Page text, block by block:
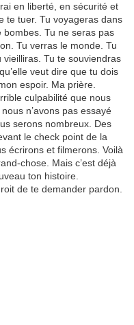
en liberté, en sécurité et
te tuer. Tu voyageras dans
Tu ne seras pas
Tu verras le monde. Tu
Tu te souviendras
veut dire que tu dois
espoir. Ma prière.
culpabilité que nous
n’avons pas essayé
serons nombreux. Des
le check point de la
écrirons et filmerons. Voilà
chose. Mais c’est déjà
ton histoire.
de te demander pardon.